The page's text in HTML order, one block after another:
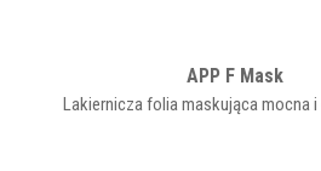
APP F Mask
Lakiernicza folia maskująca mocna i